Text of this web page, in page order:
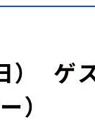
ゲ
）